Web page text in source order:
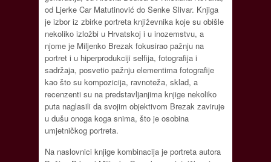
od Ljerke Car Matutinović do Senke Slivar. Knjiga
je izbor iz zbirke portreta književnika koje su obišle
nekoliko izložbi u Hrvatskoj i u inozemstvu, a
njome je Miljenko Brezak fokusirao pažnju na
portret i u hiperprodukciji selfija, fotografija i
sadržaja, posvetio pažnju elementima fotografije
kao što su kompozicija, ravnoteža, sklad, a
recenzenti su na predstavljanjima knjige nekoliko
puta naglasili da svojim objektivom Brezak zaviruje
u dušu onoga koga snima, što je osobina
umjetničkog portreta.
Na naslovnici knjige kombinacija je portreta autora